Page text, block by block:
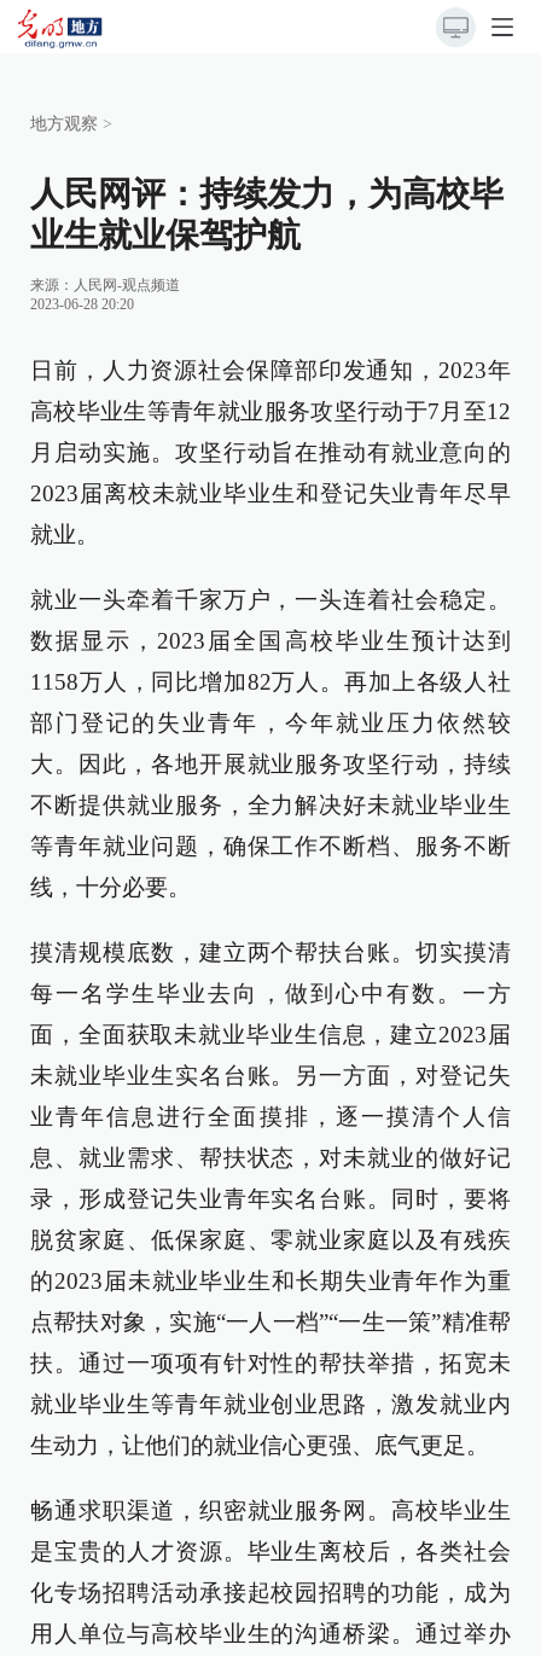
地方观察 >
人民网评：持续发力，为高校毕
业生就业保驾护航
来源： 人民网-观点频道
2023-06-28 20:20
日前，人力资源社会保障部印发通知，2023年
高校毕业生等青年就业服务攻坚行动于7月至12
月启动实施。攻坚行动旨在推动有就业意向的
2023届离校未就业毕业生和登记失业青年尽早
就业。
就业一头牵着千家万户，一头连着社会稳定。
数据显示，2023届全国高校毕业生预计达到
1158万人，同比增加82万人。再加上各级人社
部门登记的失业青年，今年就业压力依然较
大。因此，各地开展就业服务攻坚行动，持续
不断提供就业服务，全力解决好未就业毕业生
等青年就业问题，确保工作不断档、服务不断
线，十分必要。
摸清规模底数，建立两个帮扶台账。切实摸清
每一名学生毕业去向，做到心中有数。一方
面，全面获取未就业毕业生信息，建立2023届
未就业毕业生实名台账。另一方面，对登记失
业青年信息进行全面摸排，逐一摸清个人信
息、就业需求、帮扶状态，对未就业的做好记
录，形成登记失业青年实名台账。同时，要将
脱贫家庭、低保家庭、零就业家庭以及有残疾
的2023届未就业毕业生和长期失业青年作为重
点帮扶对象，实施“一人一档”“一生一策”精准帮
扶。通过一项项有针对性的帮扶举措，拓宽未
就业毕业生等青年就业创业思路，激发就业内
生动力，让他们的就业信心更强、底气更足。
畅通求职渠道，织密就业服务网。高校毕业生
是宝贵的人才资源。毕业生离校后，各类社会
化专场招聘活动承接起校园招聘的功能，成为
用人单位与高校毕业生的沟通桥梁。通过举办